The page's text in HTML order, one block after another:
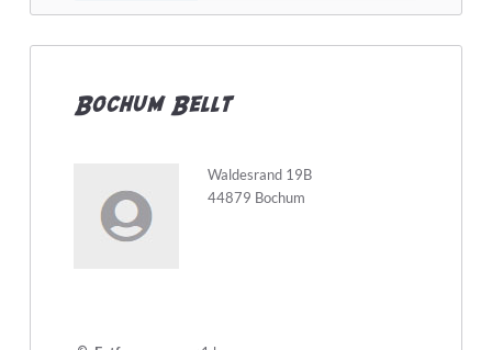
Bochum Bellt
Waldesrand 19B
44879 Bochum